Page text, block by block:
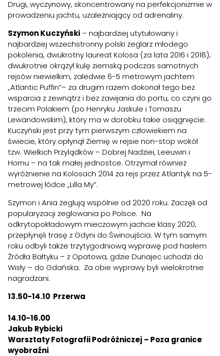
Drugi, wyczynowy, skoncentrowany na perfekcjonizmie w
prowadzeniu jachtu, uzależniający od adrenaliny.
Szymon Kuczyński – najbardziej utytułowany i
najbardziej wszechstronny polski żeglarz młodego
pokolenia, dwukrotny laureat Kolosa (za lata 2016 i 2018),
dwukrotnie okrążył kulę ziemską podczas samotnych
rejsów niewielkim, zaledwie 6-5 metrowym jachtem
„Atlantic Puffin”– za drugim razem dokonał tego bez
wsparcia z zewnątrz i bez zawijania do portu, co czyni go
trzecim Polakiem (po Henryku Jaskule i Tomaszu
Lewandowskim), który ma w dorobku takie osiągnięcie.
Kuczyński jest przy tym pierwszym człowiekiem na
świecie, który opłynął Ziemię w rejsie non-stop wokół
tzw. Wielkich Przylądków – Dobrej Nadziei, Leeuwin i
Hornu – na tak małej jednostce. Otrzymał również
wyróżnienie na Kolosach 2014 za rejs przez Atlantyk na 5-
metrowej łódce „Lilla My”.
Szymon i Ania żeglują wspólnie od 2020 roku. Zaczęli od
popularyzacji żeglowania po Polsce. Na
odkrytopokładowym mieczowym jachcie klasy 2020,
przepłynęli trasę z Gdyni do Świnoujścia. W tym samym
roku odbyli także trzytygodniową wyprawę pod hasłem
Źródła Bałtyku – z Opatowa, gdzie Dunajec uchodzi do
Wisły – do Gdańska. Za obie wyprawy byli wielokrotnie
nagradzani.
13.50-14.10 Przerwa
14.10-16.00
Jakub Rybicki
Warsztaty Fotografii Podróżniczej – Poza granice
wyobraźni